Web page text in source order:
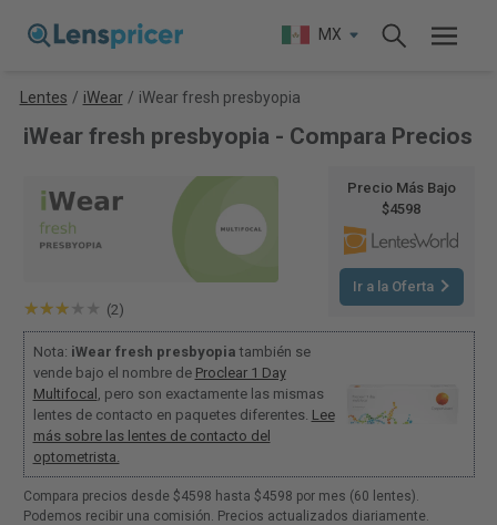
MX
Lentes / iWear / iWear fresh presbyopia
iWear fresh presbyopia - Compara Precios
(2)
Precio Más Bajo
$4598
Ir a la Oferta
Nota: iWear fresh presbyopia también se
vende bajo el nombre de Proclear 1 Day
Multifocal , pero son exactamente las mismas
lentes de contacto en paquetes diferentes. Lee
más sobre las lentes de contacto del
optometrista.
Compara precios desde $4598 hasta $4598 por mes (60 lentes).
Podemos recibir una comisión. Precios actualizados diariamente.